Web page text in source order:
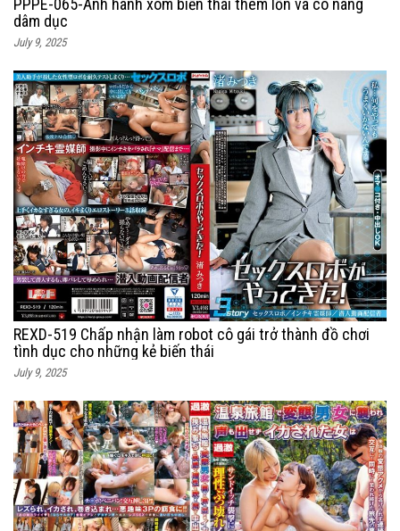
PPPE-065-Anh hành xóm biến thái thèm lồn và cô nàng
dâm dục
July 9, 2025
REXD-519 Chấp nhận làm robot cô gái trở thành đồ chơi
tình dục cho những kẻ biến thái
July 9, 2025